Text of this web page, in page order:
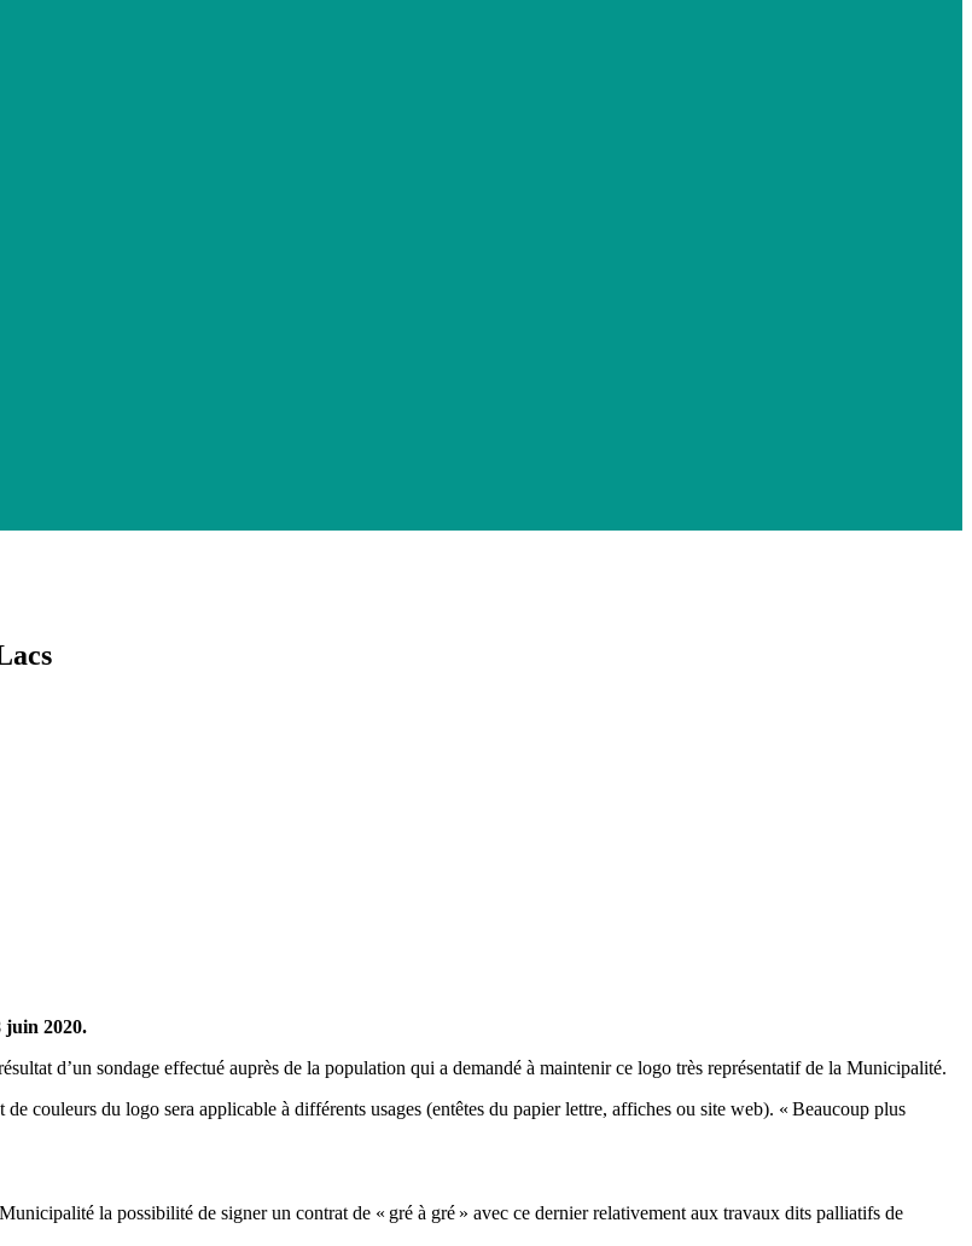
juin 2020.
d’un sondage effectué auprès de la population qui a demandé à maintenir ce logo très représentatif de la Municipalité.
couleurs du logo sera applicable à différents usages (entêtes du papier lettre, affiches ou site web). « Beaucoup plus
la possibilité de signer un contrat de « gré à gré » avec ce dernier relativement aux travaux dits palliatifs de